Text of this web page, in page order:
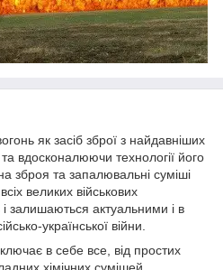
як засіб зброї з найдавніших
вдосконалюючи технології його
зброя та запалювальні суміші
великих військових
і залишаються актуальними і в
української війни.
в себе все, від простих